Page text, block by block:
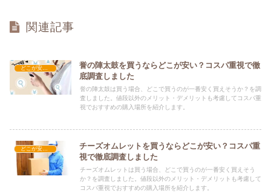
関連記事
どこが安い？-お菓子・スイーツ・アイス
誉の陣太鼓を買うならどこが安い？コスパ重視で徹
底調査しました
誉の陣太鼓は買う場合、どこで買うのが一番安く買えそうか？を調
査しました。値段以外のメリット・デメリットも考慮してコスパ重
視でおすすめの購入場所を紹介します。
どこが安い？-お菓子・スイーツ・アイス
チーズオムレットを買うならどこが安い？コスパ重
視で徹底調査しました
チーズオムレットは買う場合、どこで買うのが一番安く買えそう
か？を調査しました。値段以外のメリット・デメリットも考慮して
コスパ重視でおすすめの購入場所を紹介します。